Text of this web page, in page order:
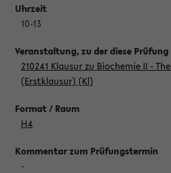
10-13
210241 Klausur zu Biochemie II -
(Erstklausur) (Kl)
H4
-